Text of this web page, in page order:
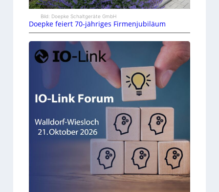
Bild: Doepke Schaltgeräte GmbH
Doepke feiert 70-jähriges Firmenjubiläum